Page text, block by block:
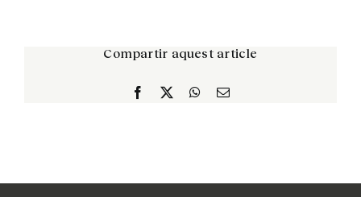
Compartir aquest article
Facebook WhatsApp
Email: